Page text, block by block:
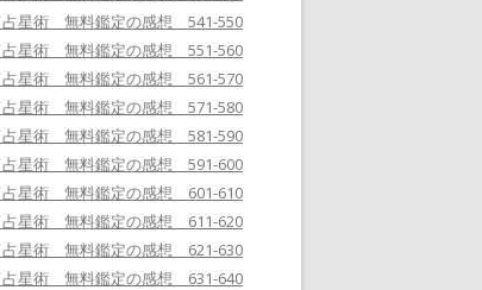
占星術 無料鑑定の感想 541-550
占星術 無料鑑定の感想 551-560
占星術 無料鑑定の感想 561-570
占星術 無料鑑定の感想 571-580
占星術 無料鑑定の感想 581-590
占星術 無料鑑定の感想 591-600
占星術 無料鑑定の感想 601-610
占星術 無料鑑定の感想 611-620
占星術 無料鑑定の感想 621-630
占星術 無料鑑定の感想 631-640